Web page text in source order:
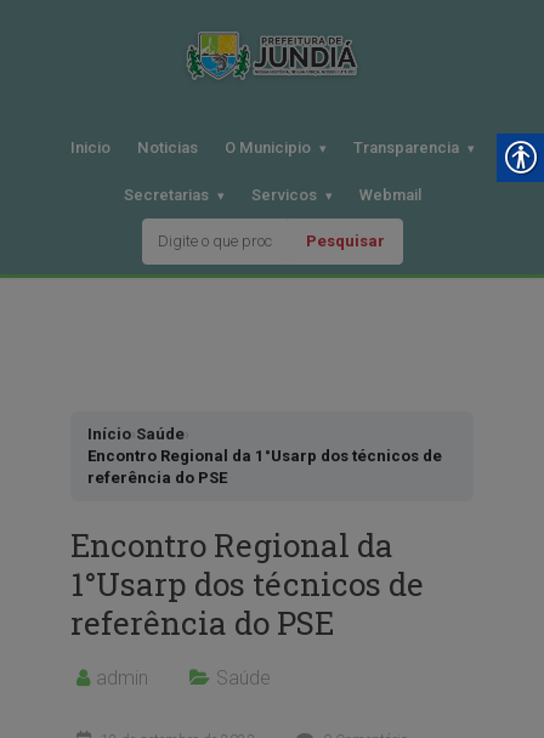
Inicio Noticias O Municipio Transparencia
Secretarias Servicos Webmail
Pesquisar
Início›Saúde›
Encontro Regional da 1°Usarp dos técnicos de
referência do PSE
Encontro Regional da
1°Usarp dos técnicos de
referência do PSE
admin Saúde